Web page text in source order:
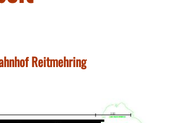
Reitmehring